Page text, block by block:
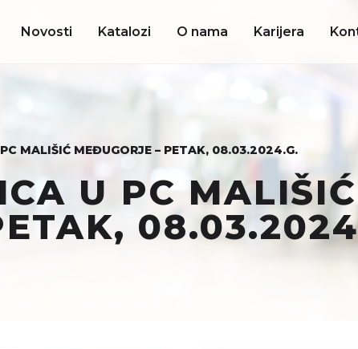
Novosti Katalozi O nama Karijera
MALIŠIĆ MEĐUGORJE – PETAK, 08.03.2024.G.
U PC MALIŠIĆ